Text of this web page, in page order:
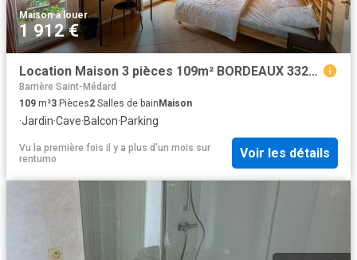
Maison·à louer
1 912 €
Location Maison 3 pièces 109m² BORDEAUX 33200
Barrière Saint-Médard
109 m²3 Pièces2 Salles de bainMaison
·Jardin·Cave·Balcon·Parking
Vu la première fois il y a plus d'un mois sur
rentumo
Voir les détails